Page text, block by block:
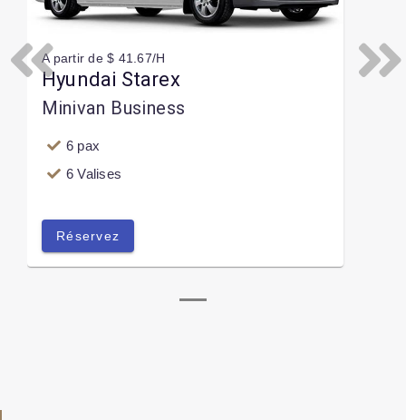
A partir de $ 41.67/H
Hyundai Starex
Minivan Business
6 pax
6 Valises
Réservez
Previous Next